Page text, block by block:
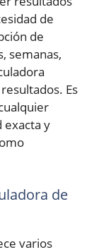
de
de
semanas,
Es
exacta y
de
varios